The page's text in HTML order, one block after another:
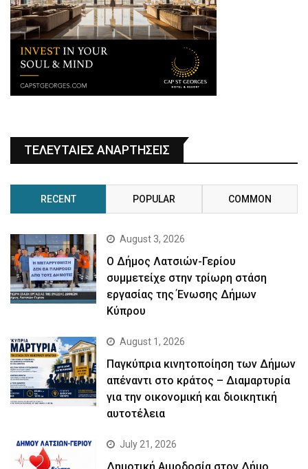
ΤΕΛΕΥΤΑΙΕΣ ΑΝΑΡΤΗΣΕΙΣ
RECENT POPULAR COMMON
August 3, 2026
Ο Δήμος Λατσιών-Γερίου
συμμετείχε στην τρίωρη στάση
εργασίας της Ένωσης Δήμων
Κύπρου
August 1, 2026
Παγκύπρια κινητοποίηση των Δήμων
απέναντι στο κράτος – Διαμαρτυρία
για την οικονομική και διοικητική
αυτοτέλεια
July 21, 2026